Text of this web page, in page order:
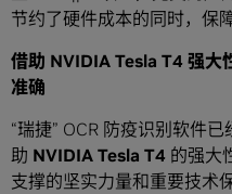
节约了硬件成本的同时，保
借助 NVIDIA Tesla T4 强大
准确
“瑞捷” OCR 防疫识别软件
助 NVIDIA Tesla T4 的强大
支撑的坚实力量和重要技术